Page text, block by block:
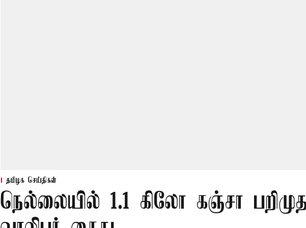
தமிழக செய்திகள்
நெல்லையில் 1.1 கிலோ கஞ்சா